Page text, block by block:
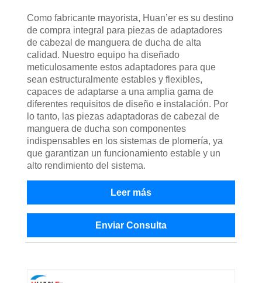
Como fabricante mayorista, Huan’er es su destino
de compra integral para piezas de adaptadores
de cabezal de manguera de ducha de alta
calidad. Nuestro equipo ha diseñado
meticulosamente estos adaptadores para que
sean estructuralmente estables y flexibles,
capaces de adaptarse a una amplia gama de
diferentes requisitos de diseño e instalación. Por
lo tanto, las piezas adaptadoras de cabezal de
manguera de ducha son componentes
indispensables en los sistemas de plomería, ya
que garantizan un funcionamiento estable y un
alto rendimiento del sistema.
Leer más
Enviar Consulta